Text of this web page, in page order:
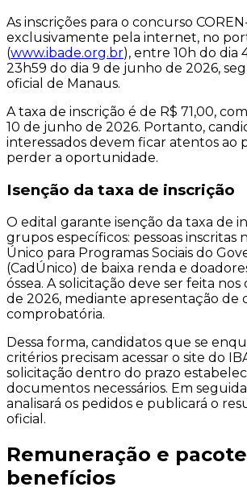
As inscrições para o concurso
exclusivamente pela internet, no
(www.ibade.org.br), entre 10h do dia
23h59 do dia 9 de junho de 2026,
oficial de Manaus.
A taxa de inscrição é de R$ 71,00,
10 de junho de 2026. Portanto,
interessados devem ficar atentos ao
perder a oportunidade.
Isenção da taxa de inscrição
O edital garante isenção da taxa de
grupos específicos: pessoas inscritas
Único para Programas Sociais do
(CadÚnico) de baixa renda e
óssea. A solicitação deve ser feita nos
de 2026, mediante apresentação de
comprobatória.
Dessa forma, candidatos que se
critérios precisam acessar o site do
solicitação dentro do prazo
documentos necessários. Em
analisará os pedidos e publicará o
oficial.
Remuneração e
benefícios